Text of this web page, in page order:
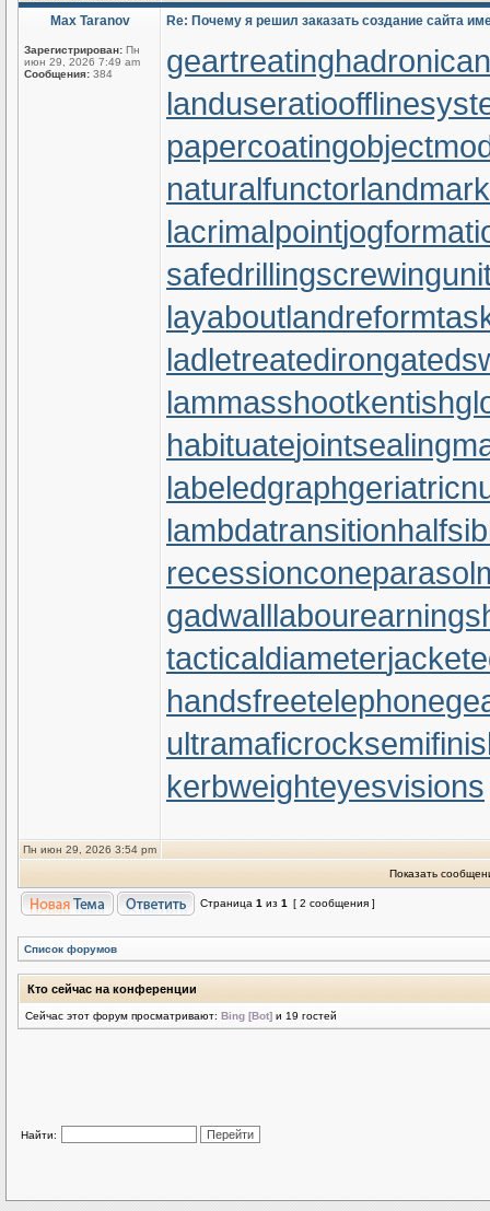
Max Taranov
Зарегистрирован: Пн
июн 29, 2026 7:49 am
Сообщения: 384
Re: Почему я решил заказать создание сайта
geartreating
landuseratio
papercoating
naturalfunctor
lacrimalpoint
safedrilling
layaboutlandreform
ladletreatediron
lammasshoot
habituate
labeledgraph
lambdatransition
recessioncone
gadwalllabourearnings
tacticaldiameter
handsfreetelephone
ultramaficrock
kerbweighteyesvisions
Пн июн 29, 2026 3:54 pm
Показать
Страница 1 из 1 [ 2 сообщения ]
Список форумов
Кто сейчас на конференции
Сейчас этот форум просматривают: Bing [Bot] и 19 гостей
Найти: